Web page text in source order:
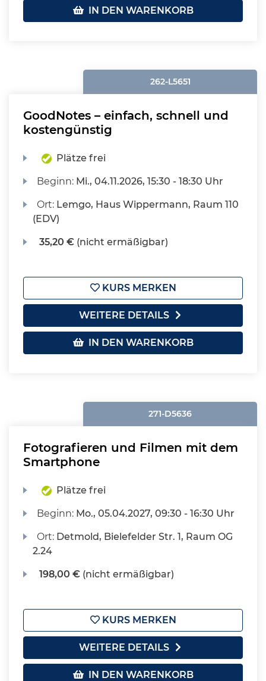
IN DEN WARENKORB
262-L5651
GoodNotes – einfach, schnell und
kostengünstig
Plätze frei
Beginn: Mi., 04.11.2026, 15:30 - 18:30 Uhr
Ort: Lemgo, Haus Wippermann, Raum 110
(EDV)
35,20 € (nicht ermäßigbar)
KURS MERKEN
WEITERE DETAILS
IN DEN WARENKORB
271-D5636
Fotografieren und Filmen mit dem
Smartphone
Plätze frei
Beginn: Mo., 05.04.2027, 09:30 - 16:30 Uhr
Ort: Detmold, Bielefelder Str. 1, Raum OG
2.24
198,00 € (nicht ermäßigbar)
KURS MERKEN
WEITERE DETAILS
IN DEN WARENKORB